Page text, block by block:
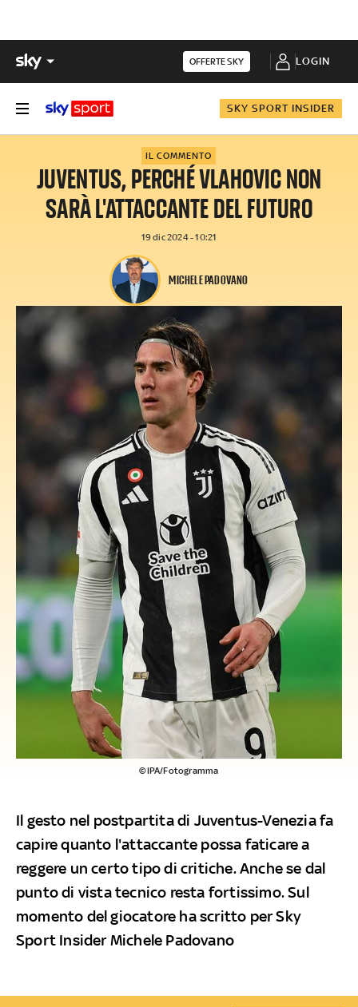
OFFERTE SKY LOGIN
SKY SPORT INSIDER
IL COMMENTO
JUVENTUS, PERCHÉ VLAHOVIC NON
SARÀ L'ATTACCANTE DEL FUTURO
19 dic 2024 - 10:21
MICHELE PADOVANO
©IPA/Fotogramma
Il gesto nel postpartita di Juventus-Venezia fa
capire quanto l'attaccante possa faticare a
reggere un certo tipo di critiche. Anche se dal
punto di vista tecnico resta fortissimo. Sul
momento del giocatore ha scritto per Sky
Sport Insider Michele Padovano